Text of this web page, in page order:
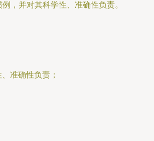
，并对其科学性、准确性负责。
准确性负责；